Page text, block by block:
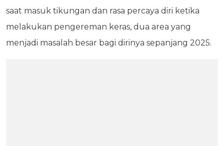
saat masuk tikungan dan rasa percaya diri ketika
melakukan pengereman keras, dua area yang
menjadi masalah besar bagi dirinya sepanjang 2025.